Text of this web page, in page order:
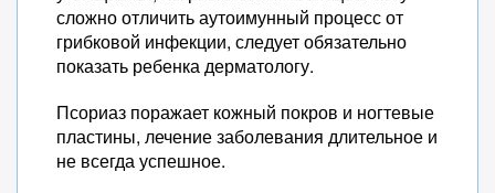
сложно отличить аутоимунный процесс от
грибковой инфекции, следует обязательно
показать ребенка дерматологу.
Псориаз поражает кожный покров и ногтевые
пластины, лечение заболевания длительное и
не всегда успешное.